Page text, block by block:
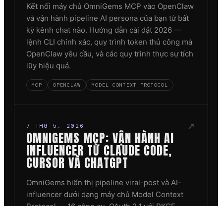
Kết nối máy chủ OmniGems MCP vào OpenClaw
và vận hành pipeline AI persona của bạn từ bất
kỳ kênh chat nào. Hướng dẫn cài đặt 2026 —
lệnh CLI chính xác, quy trình token thủ công mà
OpenClaw yêu cầu, và các quy trình thực sự tích
lũy hiệu quả.
MCP OPENCLAW MODEL CONTEXT PROTOCOL
7 THG 5, 2026 ↗
OMNIGEMS MCP: VẬN HÀNH AI
INFLUENCER TỪ CLAUDE CODE,
CURSOR VÀ CHATGPT
OmniGems hiển thị pipeline viral-post và AI-
influencer dưới dạng máy chủ Model Context